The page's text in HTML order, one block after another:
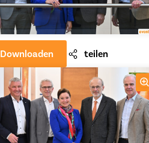
Downloaden
teilen